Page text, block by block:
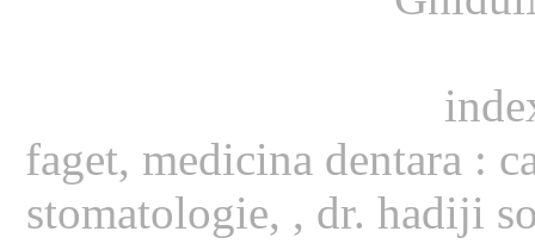
faget, medicina dentara :
stomatologie, , dr. hadiji